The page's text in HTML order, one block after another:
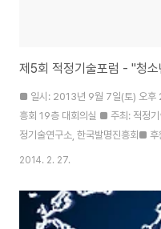
■ 일시: 2013년 9월 7일(토) 오후
흥회 19층 대회의실 ■ 주최: 적정
정기술연구소, 한국발명진흥회■
프로젝트: 인간중심문제해결자 되
2014. 2. 27.